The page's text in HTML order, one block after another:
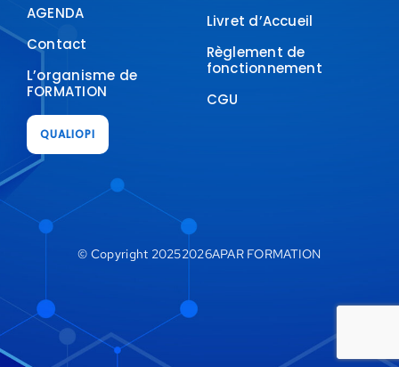
AGENDA
Contact
L’organisme de
FORMATION
QUALIOPI
Livret d’Accueil
Règlement de
fonctionnement
CGU
© Copyright 20252026APAR FORMATION